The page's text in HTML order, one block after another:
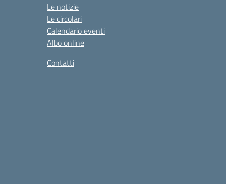
Le notizie
Le circolari
Calendario eventi
Albo online
Contatti